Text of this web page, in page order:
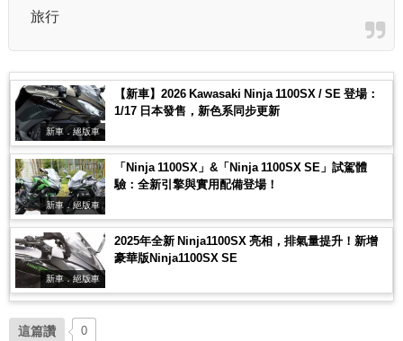
旅行
新車．絕版車
【新車】2026 Kawasaki Ninja 1100SX / SE 登場：
1/17 日本發售，新色系同步更新
新車．絕版車
「Ninja 1100SX」&「Ninja 1100SX SE」試駕體
驗：全新引擎與實用配備登場！
新車．絕版車
2025年全新 Ninja1100SX 亮相，排氣量提升！新增
豪華版Ninja1100SX SE
這篇讚 0